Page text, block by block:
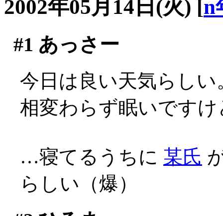
2002年05月14日(火) [n
#1 あっさー
今日は良い天気らしい
相変わらず眠いですけ
…寝てるうちに 某氏
らしい（爆）